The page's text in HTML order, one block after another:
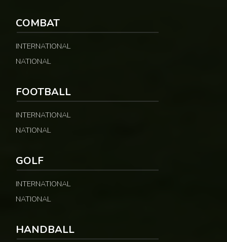
COMBAT
INTERNATIONAL
NATIONAL
FOOTBALL
INTERNATIONAL
NATIONAL
GOLF
INTERNATIONAL
NATIONAL
HANDBALL